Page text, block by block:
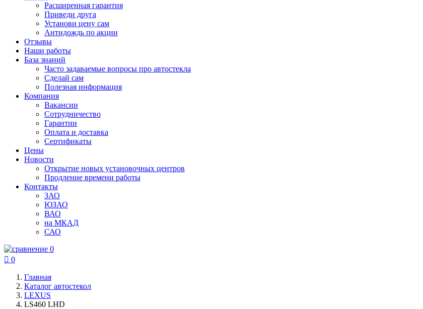
Расширенная гарантия
Приведи друга
Установи цену сам
Антидождь по акции
Отзывы
Наши работы
База знаний
Часто задаваемые вопросы про автостекла
Сделай сам
Полезная информация
Компания
Вакансии
Сотрудничество
Гарантии
Оплата и доставка
Сертификаты
Цены
Новости
Открытие новых установочных центров
Продление времени работы
Контакты
ЗАО
ЮЗАО
ВАО
на МКАД
САО
0
 0
Главная
Каталог автостекол
LEXUS
LS460 LHD